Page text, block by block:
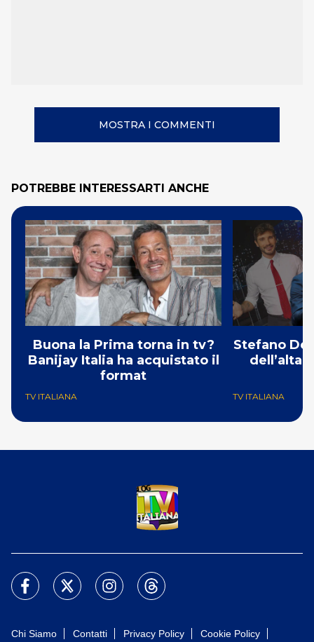
MOSTRA I COMMENTI
POTREBBE INTERESSARTI ANCHE
Buona la Prima torna in tv?
Banijay Italia ha acquistato il
format
TV ITALIANA
Stefano
TV ITALIANA
Chi Siamo Contatti Privacy Policy Cookie Policy